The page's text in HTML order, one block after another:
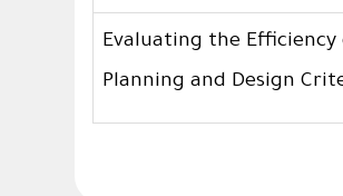
Evaluating the
Planning and Design